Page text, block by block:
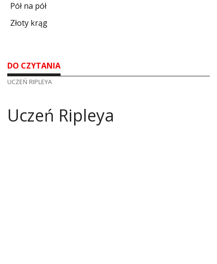
Pół na pół
Złoty krąg
DO CZYTANIA
UCZEŃ RIPLEYA
Uczeń Ripleya